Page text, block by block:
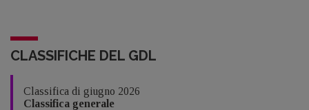
CLASSIFICHE DEL GDL
Classifica di giugno 2026
Classifica generale